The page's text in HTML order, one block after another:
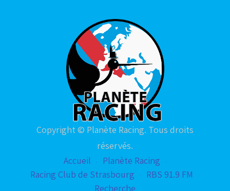
Copyright © Planète Racing. Tous droits
réservés.
Accueil
Planète Racing
Racing Club de Strasbourg
RBS 91.9 FM
Recherche